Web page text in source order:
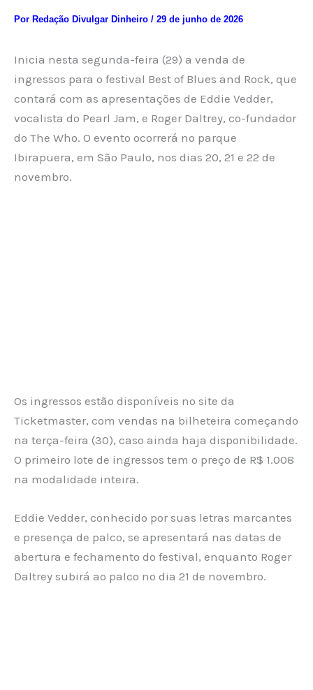
Por Redação Divulgar Dinheiro / 29 de junho de 2026
Inicia nesta segunda-feira (29) a venda de
ingressos para o festival Best of Blues and Rock, que
contará com as apresentações de Eddie Vedder,
vocalista do Pearl Jam, e Roger Daltrey, co-fundador
do The Who. O evento ocorrerá no parque
Ibirapuera, em São Paulo, nos dias 20, 21 e 22 de
novembro.
Os ingressos estão disponíveis no site da
Ticketmaster, com vendas na bilheteira começando
na terça-feira (30), caso ainda haja disponibilidade.
O primeiro lote de ingressos tem o preço de R$ 1.008
na modalidade inteira.
Eddie Vedder, conhecido por suas letras marcantes
e presença de palco, se apresentará nas datas de
abertura e fechamento do festival, enquanto Roger
Daltrey subirá ao palco no dia 21 de novembro.